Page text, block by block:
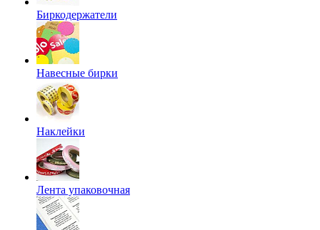
Биркодержатели
Навесные бирки
Наклейки
Лента упаковочная